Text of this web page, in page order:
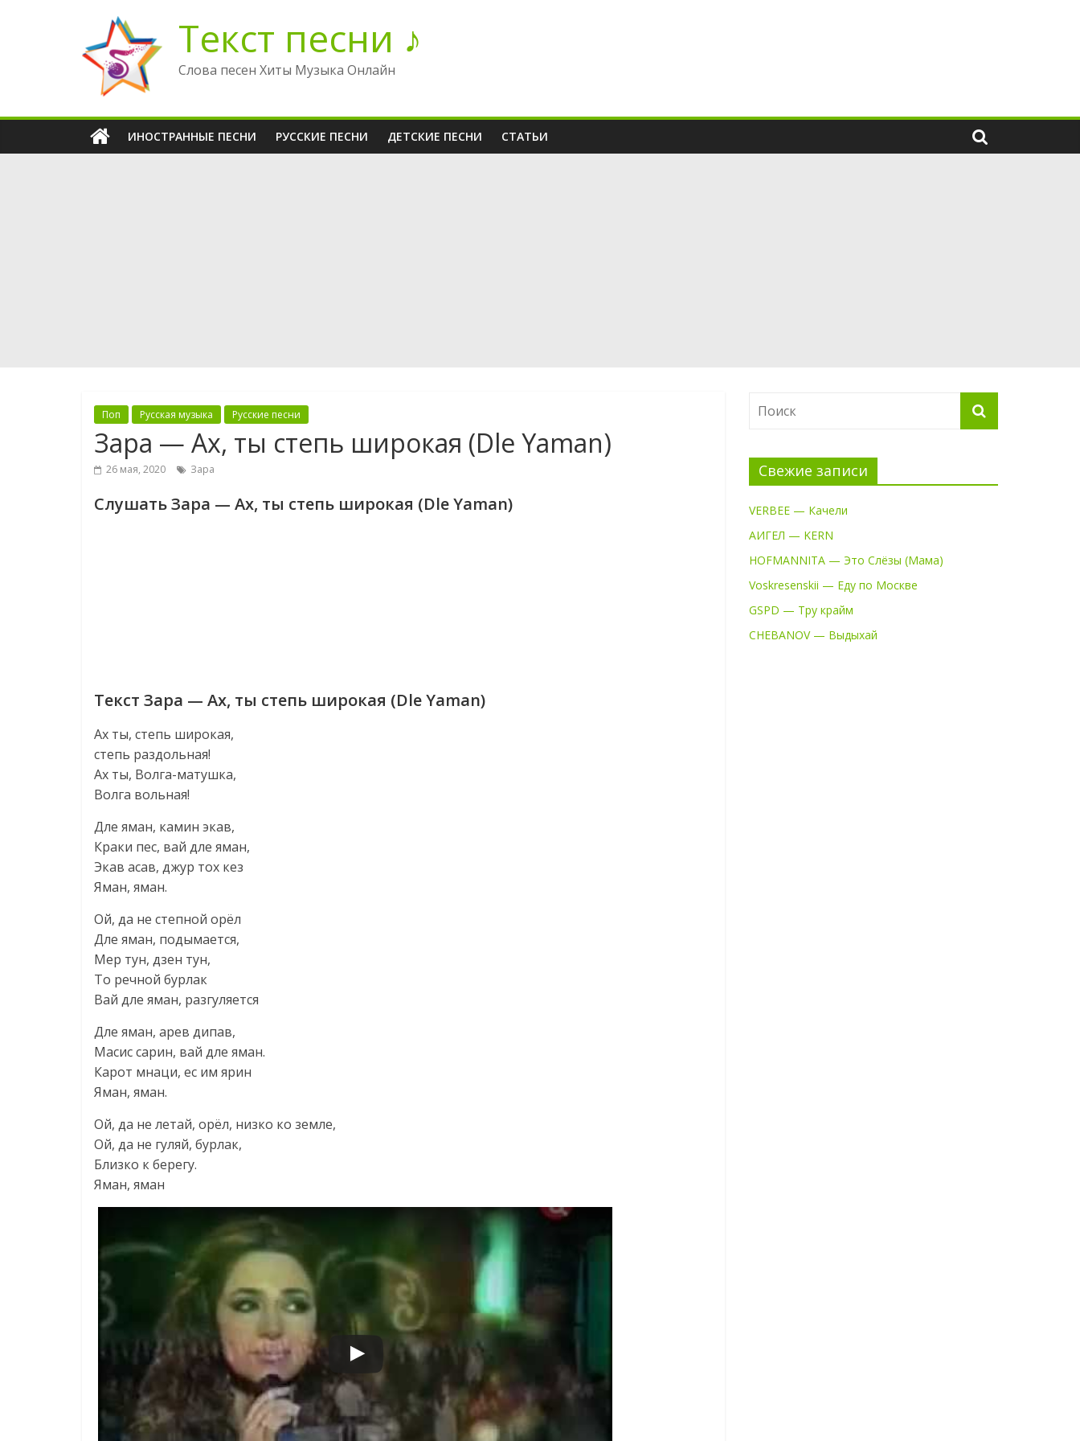
содержимому
Текст песни ♪
Слова песен Хиты Музыка Онлайн
ИНОСТРАННЫЕ ПЕСНИ РУССКИЕ ПЕСНИ ДЕТСКИЕ ПЕСНИ СТАТЬИ
Поп Русская музыка Русские песни
Зара — Ах, ты степь широкая (Dle Yaman)
26 мая, 2020 Зара
Слушать Зара — Ах, ты степь широкая (Dle Yaman)
Текст Зара — Ах, ты степь широкая (Dle Yaman)
Ах ты, степь широкая,
степь раздольная!
Ах ты, Волга-матушка,
Волга вольная!
Дле яман, камин экав,
Краки пес, вай дле яман,
Экав асав, джур тох кез
Яман, яман.
Ой, да не степной орëл
Дле яман, подымается,
Мер тун, дзен тун,
То речной бурлак
Вай дле яман, разгуляется
Дле яман, арев дипав,
Масис сарин, вай дле яман.
Карот мнаци, ес им ярин
Яман, яман.
Ой, да не летай, орëл, низко ко земле,
Ой, да не гуляй, бурлак,
Близко к берегу.
Яман, яман
Свежие записи
VERBEE — Качели
АИГЕЛ — KERN
HOFMANNITA — Это Слёзы (Мама)
Voskresenskii — Еду по Москве
GSPD — Тру крайм
CHEBANOV — Выдыхай